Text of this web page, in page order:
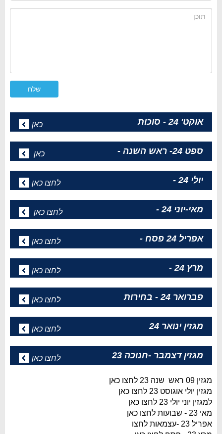
אוקט' 24 - סוכות כאן
ספט 24- ראש השנה - כאן
יולי 24 - לחצו כאן
מאי-יוני 24 - לחצו כאן
אפריל 24 פסח - לחצו כאן
מרץ 24 - לחצו כאן
פברואר 24 - בחירות לחצו כאן
מגזין ינואר 24 לחצו כאן
מגזין דצמבר -חנוכה 23 לחצו כאן
מגזין 09 ראש שנה 23 לחצו כאן
מגזין יולי אוגוסט 23 לחצו כאן
למגזין יוני יולי 23 לחצו כאן
מאי 23 - שבועות לחצו כאן
אפריל 23 -עצמאות לחצו